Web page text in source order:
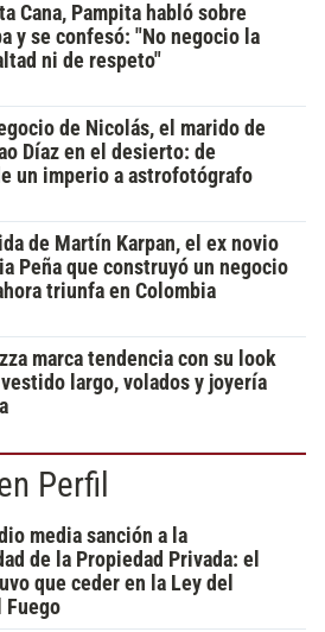
Cana, Pampita habló sobre
y se confesó: "No negocio la
ni de respeto"
de Nicolás, el marido de
Díaz en el desierto: de
un imperio a astrofotógrafo
de Martín Karpan, el ex novio
Peña que construyó un negocio
triunfa en Colombia
marca tendencia con su look
largo, volados y joyería
Perfil
media sanción a la
de la Propiedad Privada: el
que ceder en la Ley del
Fuego